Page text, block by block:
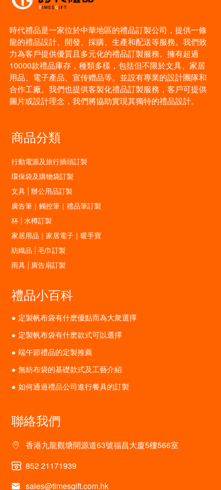
時代禮品是一家位於中華地區的禮品訂製公司，提供一條
龍的禮品設計、開發、採購、生產和配送等服務。我們致
力為客戶提供優質且多元化的禮品訂製服務。擁有超過
10000款禮品庫存，種類多樣，包括但不限於文具、家居
用品、電子產品、宣传赠品等。並設有專業的設計團隊和
合作工廠。我們也提供客製化禮品訂製服務，客戶可提供
圖片或設計理念，我們將協助實現其獨特的禮品設計。
商品分類
行動電源及旅行插頭訂製
環保袋及購物袋訂製
文具 | 辦公用品訂製
廣告筆｜觸控筆｜禮品筆訂製
杯 | 水樽訂製
家居用品｜家居電子｜暖手寶
紡織品 | 毛巾訂製
雨具 | 廣告扇訂製
禮品小百科
定製帆布袋有什麽優點而為大衆選擇
定製帆布袋有什麽款式可以選擇
端午節禮品的定製推薦
無紡布袋的基礎款式及工藝介紹
如何通過禮品公司進行餐具的訂製
聯絡我們
香港九龍觀塘開源道63號福昌大廈5樓566室
852 21171939
sales@timesgift.com.hk